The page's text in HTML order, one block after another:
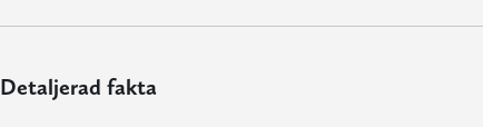
Detaljerad fakta